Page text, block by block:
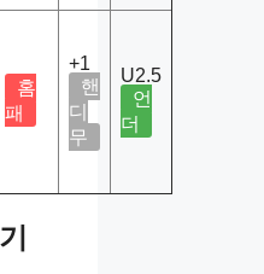
홈
패
+1
핸
디
무
U2.5
언
더